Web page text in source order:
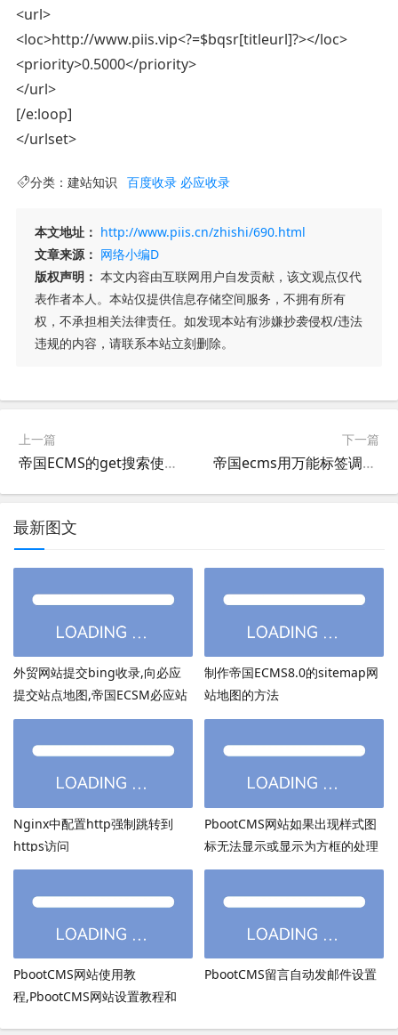
<url>
<loc>http://www.piis.vip<?=$bqsr[titleurl]?></loc>
<priority>0.5000</priority>
</url>
[/e:loop]
</urlset>
分类： 建站知识 百度收录 必应收录
本文地址： http://www.piis.cn/zhishi/690.html
文章来源： 网络小编D
版权声明： 本文内容由互联网用户自发贡献，该文观点仅代
表作者本人。本站仅提供信息存储空间服务，不拥有所有
权，不承担相关法律责任。如发现本站有涉嫌抄袭侵权/违法
违规的内容，请联系本站立刻删除。
上一篇
帝国ECMS的get搜索使用方法详解
下一篇
帝国ecms用万能标签调用友情连接
最新图文
外贸网站提交bing收录,向必应
提交站点地图,帝国ECSM必应站
点图sitemap提交
制作帝国ECMS8.0的sitemap网
站地图的方法
Nginx中配置http强制跳转到
https访问
PbootCMS网站如果出现样式图
标无法显示或显示为方框的处理
方法
PbootCMS网站使用教
程,PbootCMS网站设置教程和
PbootCMS留言自动发邮件设置